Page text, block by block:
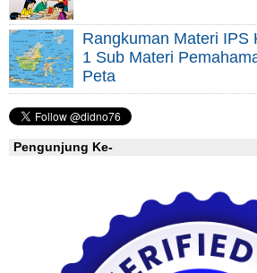
Rangkuman Materi IPS
1 Sub Materi
Peta
Pengunjung Ke-